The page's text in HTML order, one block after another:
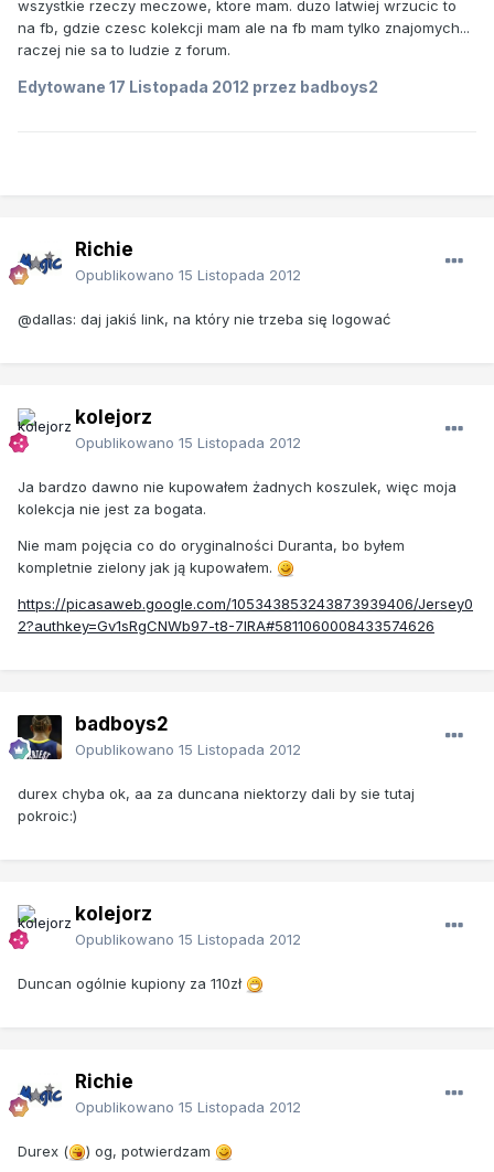
wszystkie rzeczy meczowe, ktore mam. duzo latwiej wrzucic to
na fb, gdzie czesc kolekcji mam ale na fb mam tylko znajomych...
raczej nie sa to ludzie z forum.
Edytowane 17 Listopada 2012 przez badboys2
Richie
Opublikowano 15 Listopada 2012
@dallas: daj jakiś link, na który nie trzeba się logować
kolejorz
Opublikowano 15 Listopada 2012
Ja bardzo dawno nie kupowałem żadnych koszulek, więc moja
kolekcja nie jest za bogata.
Nie mam pojęcia co do oryginalności Duranta, bo byłem
kompletnie zielony jak ją kupowałem.
https://picasaweb.google.com/105343853243873939406/Jersey0
2?authkey=Gv1sRgCNWb97-t8-7lRA#5811060008433574626
badboys2
Opublikowano 15 Listopada 2012
durex chyba ok, aa za duncana niektorzy dali by sie tutaj
pokroic:)
kolejorz
Opublikowano 15 Listopada 2012
Duncan ogólnie kupiony za 110zł
Richie
Opublikowano 15 Listopada 2012
Durex ( ) og, potwierdzam